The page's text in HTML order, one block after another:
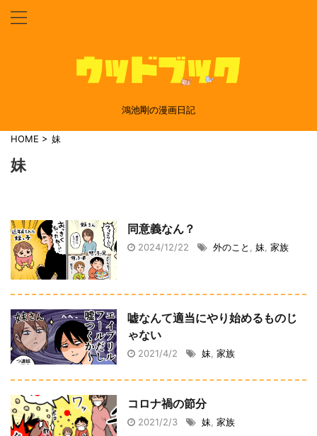
鴻池剛の漫画日記
HOME > 妹
妹
同意義なん？
2024/12/22 外のこと 妹 家族
嘘なんて適当にやり始めるものじ
ゃない
2021/4/2 妹 家族
コロナ禍の節分
2021/2/3 妹 家族